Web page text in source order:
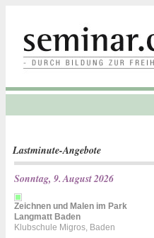
Lastminute-Angebote
Sonntag, 9. August 2026
Zeichnen und Malen im Park
Langmatt Baden
Klubschule Migros, Baden